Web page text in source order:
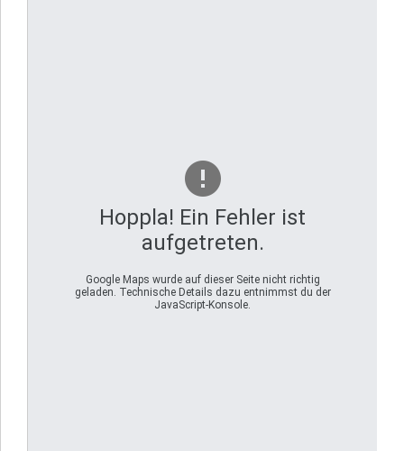
Hoppla! Ein Fehler ist
aufgetreten.
Google Maps wurde auf dieser Seite nicht richtig
geladen. Technische Details dazu entnimmst du der
JavaScript-Konsole.